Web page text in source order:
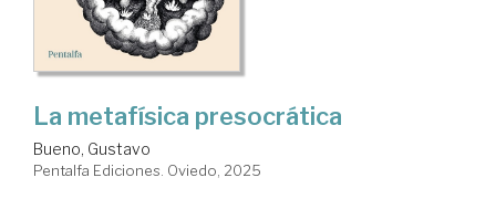
La metafísica presocrática
Bueno, Gustavo
Pentalfa Ediciones. Oviedo, 2025